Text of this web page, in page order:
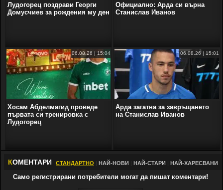
Лудогорец поздрави Георги
Домусчиев за рождения му ден
Официално: Арда си върна
Станислав Иванов
06.08.26 | 15:04
Хосам Абделмагид проведе
първата си тренировка с
Лудогорец
06.08.26 | 15:01
Арда загатна за завръщането
на Станислав Иванов
КОМЕНТАРИ СТАНДАРТНО НАЙ-НОВИ НАЙ-СТАРИ НАЙ-ХАРЕСВАНИ
Само регистрирани потребители могат да пишат коментари!